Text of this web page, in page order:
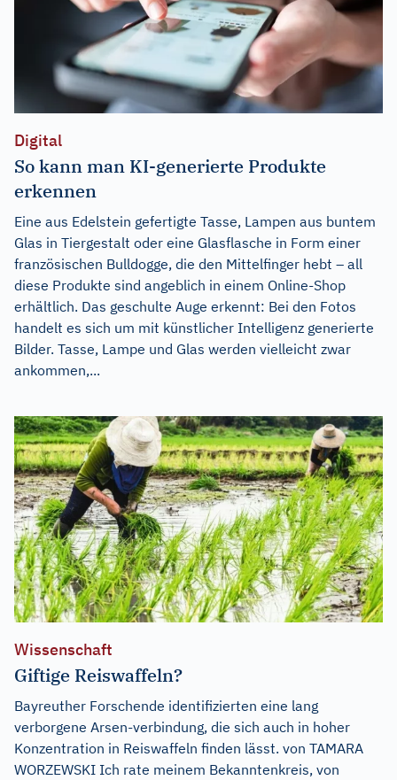
Digital
So kann man KI-generierte Produkte
erkennen
Eine aus Edelstein gefertigte Tasse, Lampen aus buntem
Glas in Tiergestalt oder eine Glasflasche in Form einer
französischen Bulldogge, die den Mittelfinger hebt – all
diese Produkte sind angeblich in einem Online-Shop
erhältlich. Das geschulte Auge erkennt: Bei den Fotos
handelt es sich um mit künstlicher Intelligenz generierte
Bilder. Tasse, Lampe und Glas werden vielleicht zwar
ankommen,...
Wissenschaft
Giftige Reiswaffeln?
Bayreuther Forschende identifizierten eine lang
verborgene Arsen-verbindung, die sich auch in hoher
Konzentration in Reiswaffeln finden lässt. von TAMARA
WORZEWSKI Ich rate meinem Bekanntenkreis, von